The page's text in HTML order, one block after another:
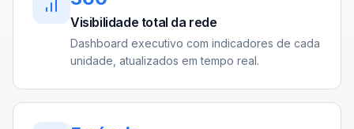
Visibilidade total da rede
Dashboard executivo com indicadores de cada
unidade, atualizados em tempo real.